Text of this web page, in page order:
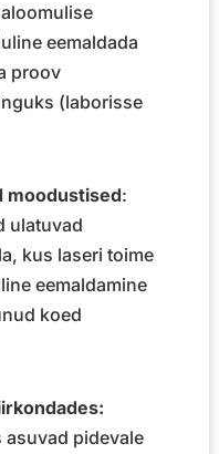
eemaldada
proov
(laborisse
moodustised:
ulatuvad
kus laseri toime
eemaldamine
koed
asuvad pidevale